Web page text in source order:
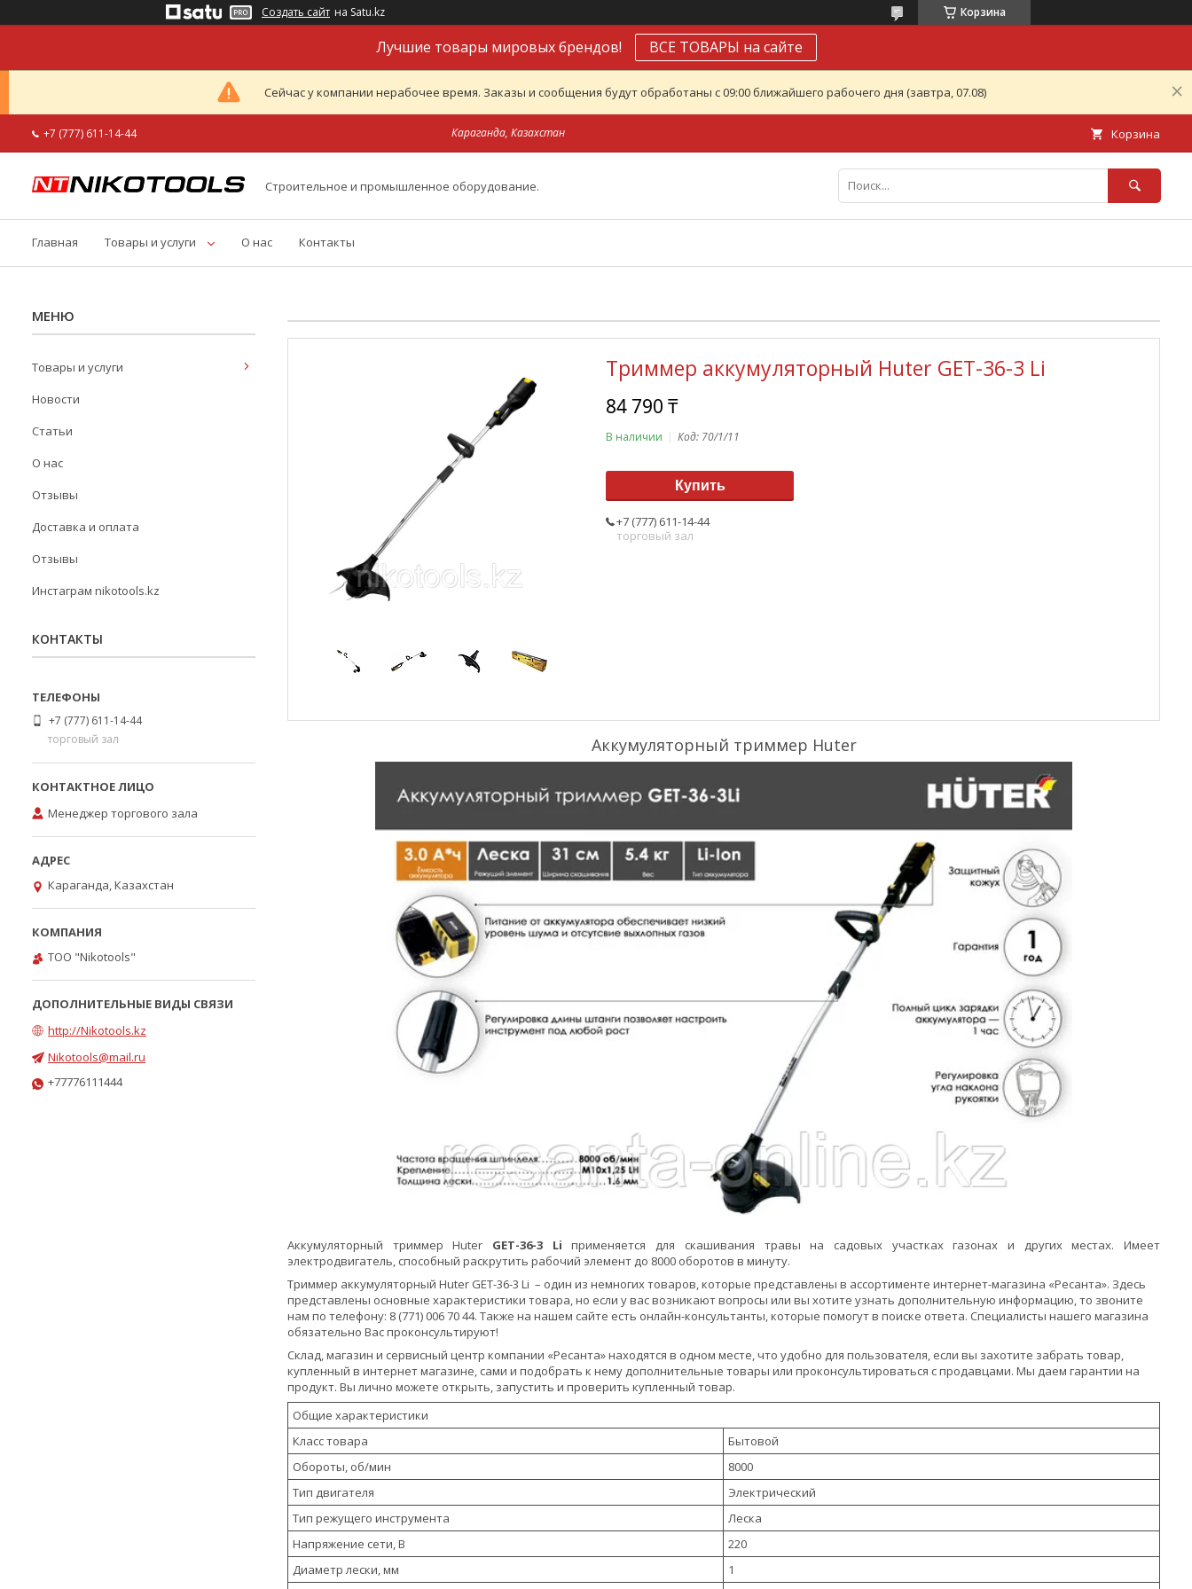
Создать сайт на Satu.kz Корзина
Лучшие товары мировых брендов! ВСЕ ТОВАРЫ на сайте
Сейчас у компании нерабочее время. Заказы и сообщения будут обработаны с 09:00 ближайшего рабочего дня (завтра, 07.08)
+7 (777) 611-14-44 Караганда, Казахстан Корзина
Строительное и промышленное оборудование.
Главная Товары и услуги О нас Контакты
Триммер аккумуляторный Huter GET-36-3 Li
84 790 ₸
В наличии Код: 70/1/11
Купить
+7 (777) 611-14-44
торговый зал
Аккумуляторный триммер Huter
Аккумуляторный триммер Huter GET-36-3 Li применяется для скашивания травы на садовых участках газонах и других местах. Имеет
электродвигатель, способный раскрутить рабочий элемент до 8000 оборотов в минуту.
Триммер аккумуляторный Huter GET-36-3 Li – один из немногих товаров, которые представлены в ассортименте интернет-магазина «Ресанта». Здесь
представлены основные характеристики товара, но если у вас возникают вопросы или вы хотите узнать дополнительную информацию, то звоните
нам по телефону: 8 (771) 006 70 44. Также на нашем сайте есть онлайн-консультанты, которые помогут в поиске ответа. Специалисты нашего магазина
обязательно Вас проконсультируют!
Склад, магазин и сервисный центр компании «Ресанта» находятся в одном месте, что удобно для пользователя, если вы захотите забрать товар,
купленный в интернет магазине, сами и подобрать к нему дополнительные товары или проконсультироваться с продавцами. Мы даем гарантии на
продукт. Вы лично можете открыть, запустить и проверить купленный товар.
Общие характеристики
Класс товара
Бытовой
Обороты, об/мин
8000
Тип двигателя
Электрический
Тип режущего инструмента
Леска
Напряжение сети, В
220
Диаметр лески, мм
1
Товары и услуги
Новости
Статьи
О нас
Отзывы
Доставка и оплата
Отзывы
Инстаграм nikotools.kz
КОНТАКТЫ
+7 (777) 611-14-44
торговый зал
Менеджер торгового зала
Караганда, Казахстан
ТОО "Nikotools"
http://Nikotools.kz
Nikotools@mail.ru
+77776111444